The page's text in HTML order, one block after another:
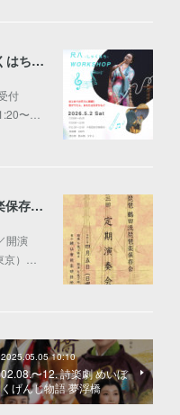
2026.05.02. はじめての尺八-しゃくはち-WORKSHOP
付
〜…
2026.04.05. 薩摩琵琶 鶴田流琵琶楽保存会 第三回 定期演奏会
開演
）…
2025.05.05 10:10
02.08.〜12. 詩楽劇 めいぼ
くげんじ物語 夢浮橋